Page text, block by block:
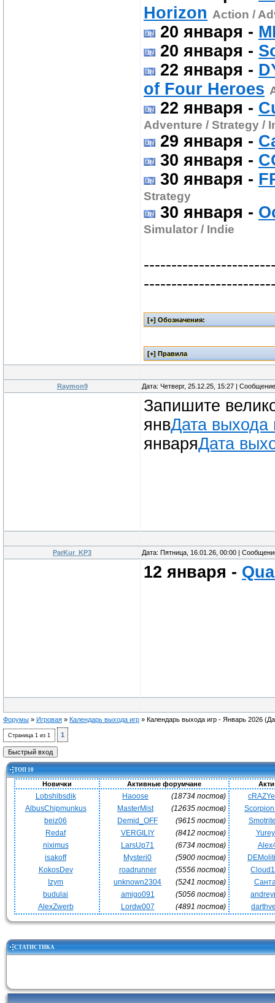
Horizon Action /
20 января -
20 января -
22 января -
of Four Heroes
22 января -
Adventure / Strategy /
29 января -
30 января -
30 января -
Strategy
30 января -
Simulator / Indie
Raymon9 Дата: Четверг, 25.12.25, 15:27 |
Запишите
янвДата выхода
январяДата
ParKur_KP3 Дата: Пятница, 16.01.26, 00:00 |
12 января -
Форумы » Игровая » Календарь выхода игр » Календарь выхода игр - Январь 2026
Страница 1 из 1 1
ТОП 10
Новички Активные форумчане
Lobshibsdik
AlbusChipmunkus
beiz06
Redaf
niximus
isakoff
KokosDev
Izym
budulai
AlexZwerb
Haoose
(18734 постов)
MasterMist
(12635 постов)
Demid_OFF
(9615 постов)
VERGILIY
(8412 постов)
LarsUp71
(6734 постов)
Mysteri0
(5900 постов)
roadrunner
(5556 постов)
unknown2304
(5241 постов)
amigo091
(5056 постов)
Lordw007
(4891 постов)
СТАТИСТИКА